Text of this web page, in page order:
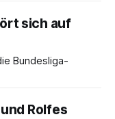
sich auf
Bundesliga-
Rolfes